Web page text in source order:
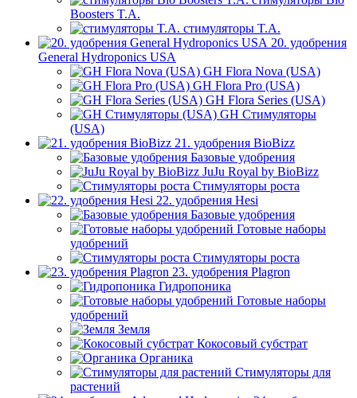
Boosters T.A.
стимуляторы T.A.
20. удобрения
General Hydroponics USA
GH Flora Nova (USA)
GH Flora Pro (USA)
GH Flora Series (USA)
GH Стимуляторы
(USA)
21. удобрения BioBizz
Базовые удобрения
JuJu Royal by BioBizz
Стимуляторы роста
22. удобрения Hesi
Базовые удобрения
Готовые наборы
удобрений
Стимуляторы роста
23. удобрения Plagron
Гидропоника
Готовые наборы
удобрений
Земля
Кокосовый субстрат
Органика
Стимуляторы для
растений